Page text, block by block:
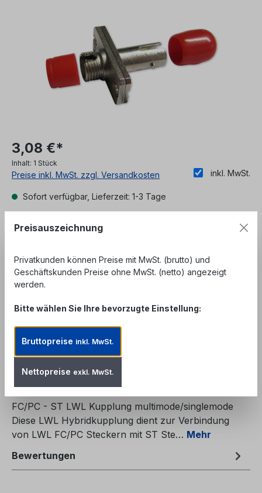
3,08 €*
Inhalt: 1 Stück
inkl. MwSt.
Preise inkl. MwSt. zzgl. Versandkosten
Sofort verfügbar, Lieferzeit: 1-3 Tage
Unser Angebot richtet sich ausschließlich an
Endverbraucher.
Produktnummer:FAD-FCST
Beschreibung
FC/PC - ST LWL Kupplung multimode/singlemode
Diese LWL Hybridkupplung dient zur Verbindung
von LWL FC/PC Steckern mit ST Ste… Mehr
Bewertungen
Preisauszeichnung
Privatkunden können Preise mit MwSt. (brutto) und
Geschäftskunden Preise ohne MwSt. (netto) angezeigt
werden.
Bitte wählen Sie Ihre bevorzugte Einstellung:
Bruttopreise inkl. MwSt.
Nettopreise exkl. MwSt.